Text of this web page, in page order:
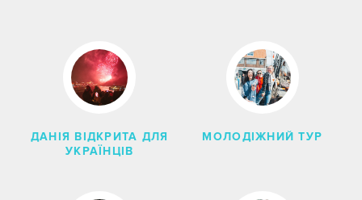
ДАНІЯ ВІДКРИТА ДЛЯ
УКРАЇНЦІВ
МОЛОДІЖНИЙ ТУР